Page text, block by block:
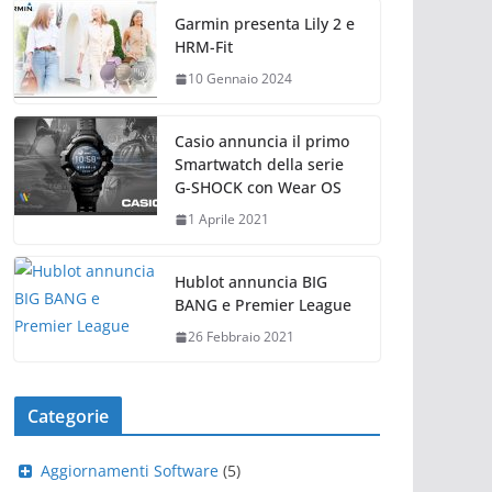
Garmin presenta Lily 2 e
HRM-Fit
10 Gennaio 2024
Casio annuncia il primo
Smartwatch della serie
G-SHOCK con Wear OS
1 Aprile 2021
Hublot annuncia BIG
BANG e Premier League
26 Febbraio 2021
Categorie
Aggiornamenti Software(5)